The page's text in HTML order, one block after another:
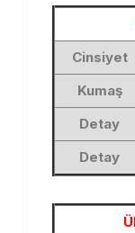
Cinsiyet
Kumaş
Detay
Detay